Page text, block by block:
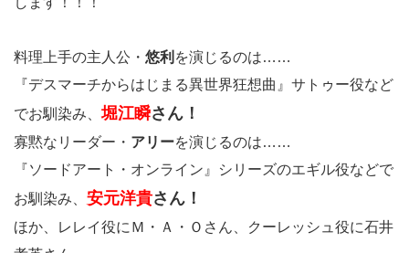
料理上手の主人公・ 悠利 を演じるのは……
『デスマーチからはじまる異世界狂想曲』サトゥー役など
でお馴染み、堀江瞬さん！
寡黙なリーダー・ アリーを演じるのは……
『ソードアート・オンライン』シリーズのエギル役などで
お馴染み、 安元洋貴さん！
ほか、レレイ役にＭ・Ａ・Ｏさん、クーレッシュ役に石井